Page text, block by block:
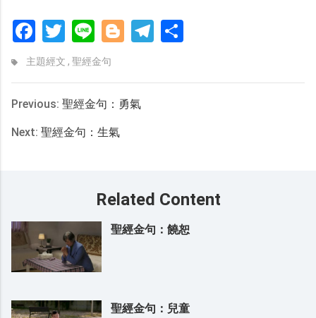
FacebookTwitter Line Blogger Telegram
主題經文 , 聖經金句
Previous: 聖經金句：勇氣
Next: 聖經金句：生氣
Related Content
聖經金句：饒恕
聖經金句：兒童